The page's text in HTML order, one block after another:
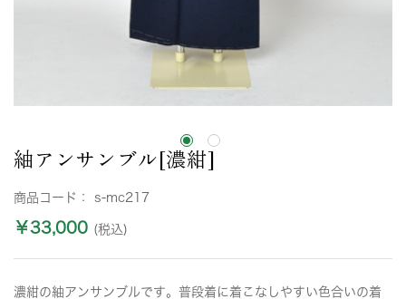
紬アンサンブル[濃紺]
商品コード： s-mc217
￥33,000 (税込)
濃紺の紬アンサンブルです。普段着に着こなしやすい色合いの着